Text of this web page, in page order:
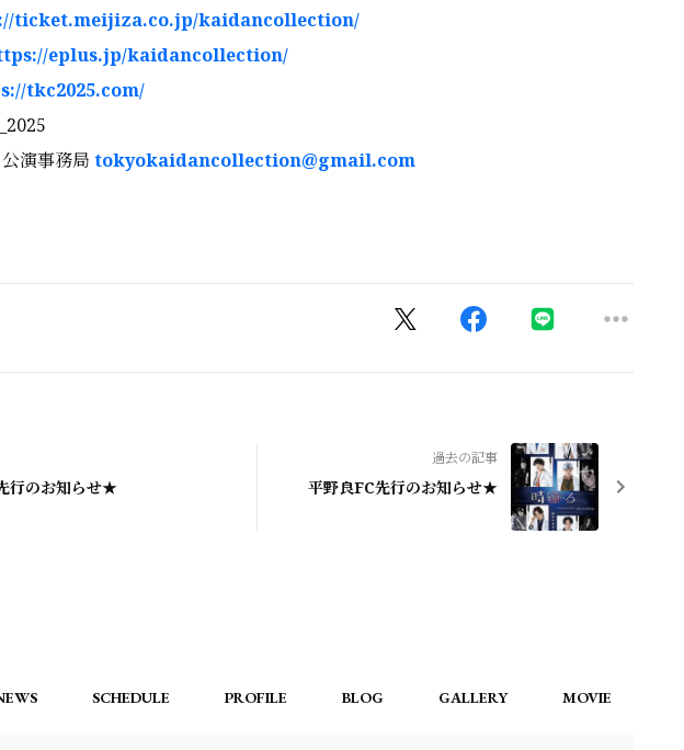
ticket.meijiza.co.jp/kaidancollection/
eplus.jp/kaidancollection/
tkc2025.com/
演事務局 tokyokaidancollection@gmail.com
行のお知らせ★
過去の記事
平野良FC先行のお知らせ★
SCHEDULE PROFILE BLOG GALLERY MOVIE